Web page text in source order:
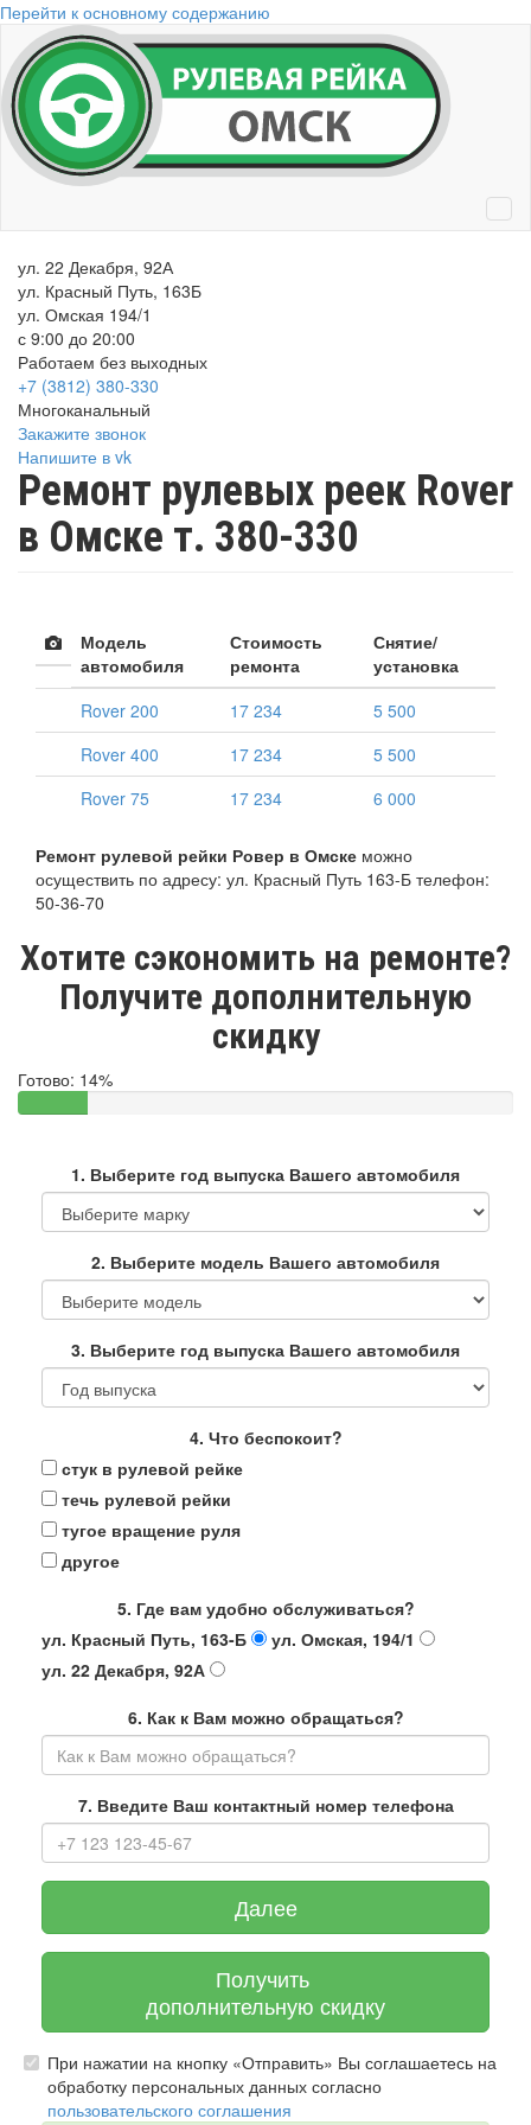
Перейти к основному содержанию
ул. 22 Декабря, 92А
ул. Красный Путь, 163Б
ул. Омская 194/1
с 9:00 до 20:00
Работаем без выходных
+7 (3812) 380-330
Многоканальный
Закажите звонок
Напишите в vk
Ремонт рулевых реек Rover
в Омске т. 380-330
Модель
автомобиля
Стоимость
ремонта
Снятие/
установка
Rover 200
17 234
5 500
Rover 400
17 234
5 500
Rover 75
17 234 6 000
Ремонт рулевой рейки Ровер в Омске можно
осуществить по адресу: ул. Красный Путь 163-Б телефон:
50-36-70
Хотите сэкономить на ремонте?
Получите дополнительную
скидку
Готово: 14%
1. Выберите год выпуска Вашего автомобиля
2. Выберите модель Вашего автомобиля
3. Выберите год выпуска Вашего автомобиля
4. Что беспокоит?
стук в рулевой рейке
течь рулевой рейки
тугое вращение руля
другое
5. Где вам удобно обслуживаться?
ул. Красный Путь, 163-Б
ул. Омская, 194/1
ул. 22 Декабря, 92А
6. Как к Вам можно обращаться?
7. Введите Ваш контактный номер телефона
Далее
Получить
дополнительную скидку
При нажатии на кнопку «Отправить» Вы соглашаетесь на
обработку персональных данных согласно
пользовательского соглашения